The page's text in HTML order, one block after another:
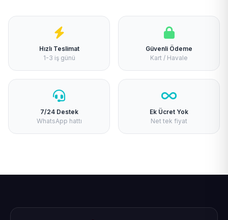
Hızlı Teslimat
1-3 iş günü
Güvenli Ödeme
Kart / Havale
7/24 Destek
WhatsApp hattı
Ek Ücret Yok
Net tek fiyat